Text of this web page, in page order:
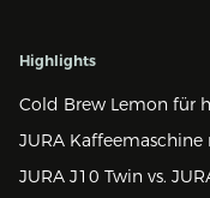
Highlights
Cold Brew Lemon für
JURA
JURA J10 Twin vs.